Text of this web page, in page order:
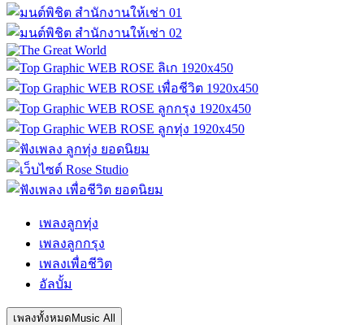
เพลงลูกทุ่ง
เพลงลูกกรุง
เพลงเพื่อชีวิต
อัลบั้ม
เพลงทั้งหมด Music All